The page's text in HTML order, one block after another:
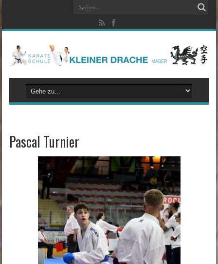
Pascal Turnier